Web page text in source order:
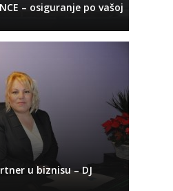
– osiguranje po vašoj
u biznisu – DJ